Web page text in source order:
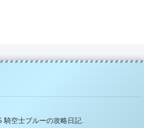
騎空士ブルーの攻略日記.